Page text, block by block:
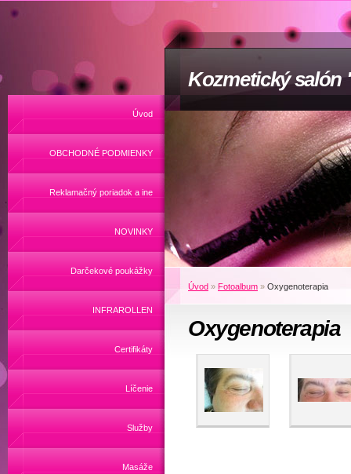
Kozmetický salón
Úvod
OBCHODNÉ PODMIENKY
Reklamačný poriadok a ine
NOVINKY
Darčekové poukážky
INFRAROLLEN
Certifikáty
Líčenie
Služby
Masáže
Úvod » Fotoalbum » Oxygenoterapia
Oxygenoterapia